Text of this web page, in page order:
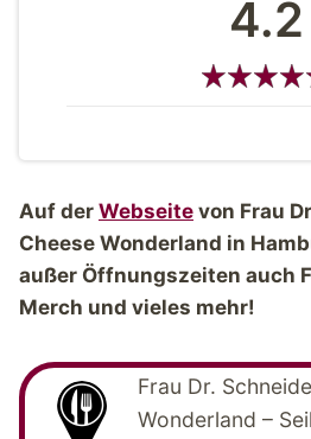
4.2
Auf der Webseite von Frau
Cheese Wonderland in
außer Öffnungszeiten auch
Merch und vieles mehr!
Frau Dr.
Wonderland –